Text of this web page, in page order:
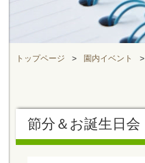
トップページ > 園内イベント >
節分＆お誕生日会